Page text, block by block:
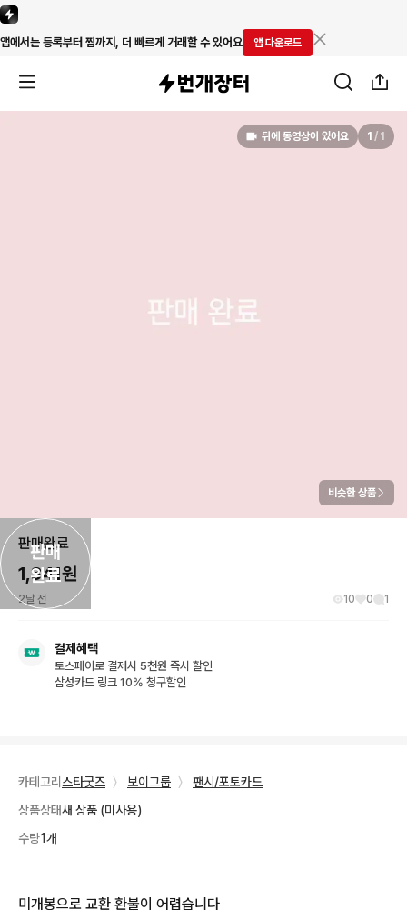
앱에서는 등록부터 찜까지, 더 빠르게 거래할 수 있어요 앱 다운로드
판매
완료
뒤에 동영상이 있어요 1 / 1
비슷한 상품
판매완료
1,341원
2달 전 10 0 1
결제혜택
토스페이로 결제시 5천원 즉시 할인
삼성카드 링크 10% 청구할인
카테고리 스타굿즈 〉 보이그룹 〉
팬시/포토카드
상품상태새 상품 (미사용)
수량1개
미개봉으로 교환 환불이 어렵습니다